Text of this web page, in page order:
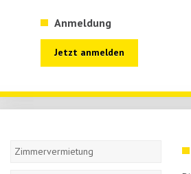
Anmeldung
überspringen
Zimmervermietung